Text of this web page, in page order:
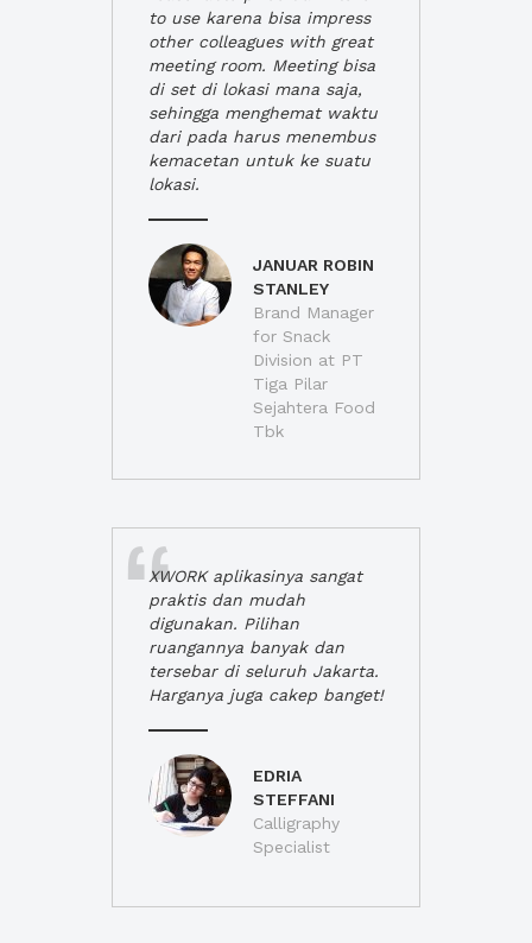
to use karena bisa impress
other colleagues with great
meeting room. Meeting bisa
di set di lokasi mana saja,
sehingga menghemat waktu
dari pada harus menembus
kemacetan untuk ke suatu
lokasi.
JANUAR ROBIN
STANLEY
Brand Manager
for Snack
Division at PT
Tiga Pilar
Sejahtera Food
Tbk
XWORK aplikasinya sangat
praktis dan mudah
digunakan. Pilihan
ruangannya banyak dan
tersebar di seluruh Jakarta.
Harganya juga cakep banget!
EDRIA
STEFFANI
Calligraphy
Specialist